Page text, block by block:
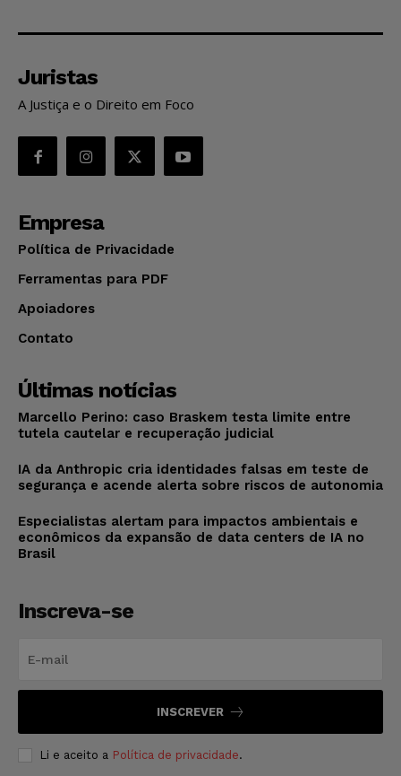
Juristas
A Justiça e o Direito em Foco
Empresa
Política de Privacidade
Ferramentas para PDF
Apoiadores
Contato
Últimas notícias
Marcello Perino: caso Braskem testa limite entre
tutela cautelar e recuperação judicial
IA da Anthropic cria identidades falsas em teste de
segurança e acende alerta sobre riscos de autonomia
Especialistas alertam para impactos ambientais e
econômicos da expansão de data centers de IA no
Brasil
Inscreva-se
INSCREVER
Li e aceito a Política de privacidade.